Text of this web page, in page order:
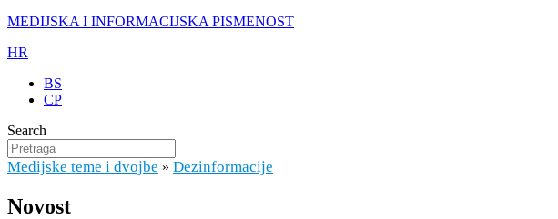
MEDIJSKA I INFORMACIJSKA PISMENOST
HR
BS
CP
Search
Medijske teme i dvojbe » Dezinformacije
Novost